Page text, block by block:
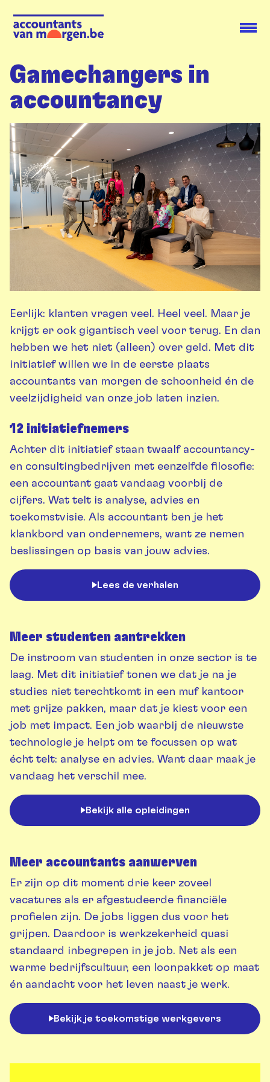
Gamechangers in
accountancy
Eerlijk: klanten vragen veel. Heel veel. Maar je
krijgt er ook gigantisch veel voor terug. En dan
hebben we het niet (alleen) over geld. Met dit
initiatief willen we in de eerste plaats
accountants van morgen de schoonheid én de
veelzijdigheid van onze job laten inzien.
12 initiatiefnemers
Achter dit initiatief staan twaalf accountancy-
en consultingbedrijven met eenzelfde filosofie:
een accountant gaat vandaag voorbij de
cijfers. Wat telt is analyse, advies en
toekomstvisie. Als accountant ben je het
klankbord van ondernemers, want ze nemen
beslissingen op basis van jouw advies.
Lees de verhalen
Meer studenten aantrekken
De instroom van studenten in onze sector is te
laag. Met dit initiatief tonen we dat je na je
studies niet terechtkomt in een muf kantoor
met grijze pakken, maar dat je kiest voor een
job met impact. Een job waarbij de nieuwste
technologie je helpt om te focussen op wat
écht telt: analyse en advies. Want daar maak je
vandaag het verschil mee.
Bekijk alle opleidingen
Meer accountants aanwerven
Er zijn op dit moment drie keer zoveel
vacatures als er afgestudeerde financiële
profielen zijn. De jobs liggen dus voor het
grijpen. Daardoor is werkzekerheid quasi
standaard inbegrepen in je job. Net als een
warme bedrijfscultuur, een loonpakket op maat
én aandacht voor het leven naast je werk.
Bekijk je toekomstige werkgevers